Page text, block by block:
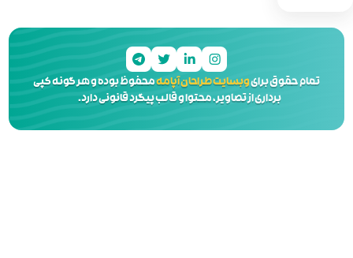
محفوظ بوده و هر گونه کپی
و قالب پیگرد قانونی دارد.